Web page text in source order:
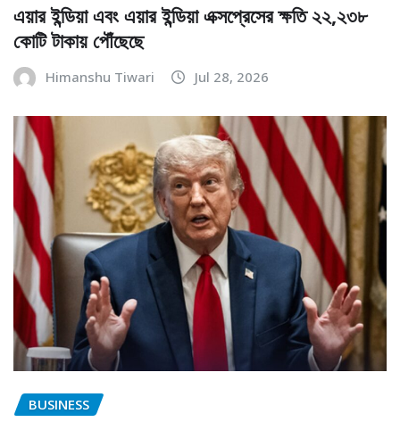
এয়ার ইন্ডিয়া এবং এয়ার ইন্ডিয়া এক্সপ্রেসের ক্ষতি ২২,২৩৮
কোটি টাকায় পৌঁছেছে
Himanshu Tiwari Jul 28, 2026
BUSINESS